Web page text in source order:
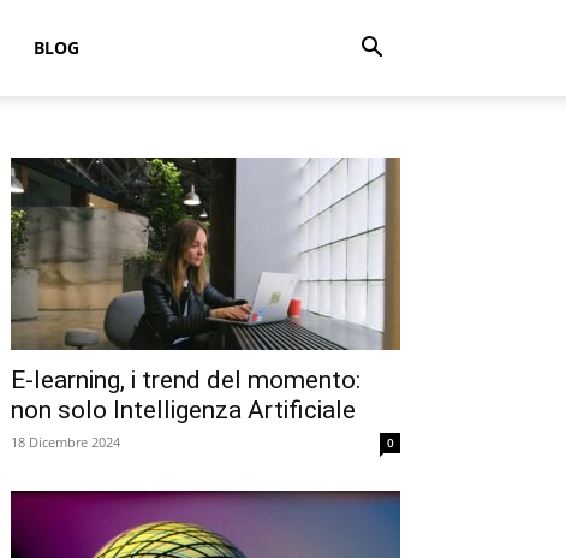
BLOG
E-learning, i trend del momento:
non solo Intelligenza Artificiale
18 Dicembre 2024 0